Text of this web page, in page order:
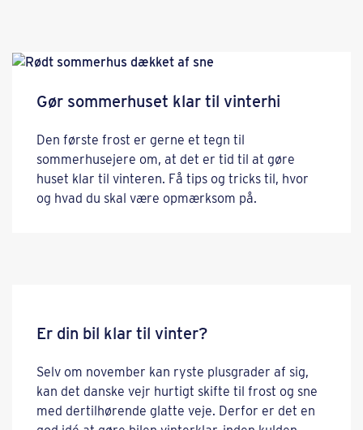
Gør sommerhuset klar til vinterhi
Den første frost er gerne et tegn til
sommerhusejere om, at det er tid til at gøre
huset klar til vinteren. Få tips og tricks til, hvor
og hvad du skal være opmærksom på.
Er din bil klar til vinter?
Selv om november kan ryste plusgrader af sig,
kan det danske vejr hurtigt skifte til frost og sne
med dertilhørende glatte veje. Derfor er det en